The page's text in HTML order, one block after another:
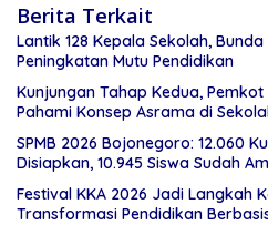
Berita Terkait
Lantik 128 Kepala Sekolah,
Peningkatan Mutu Pendidikan
Kunjungan Tahap Kedua,
Pahami Konsep Asrama di
SPMB 2026 Bojonegoro: 12.060
Disiapkan, 10.945 Siswa Sudah
Festival KKA 2026 Jadi Langkah
Transformasi Pendidikan